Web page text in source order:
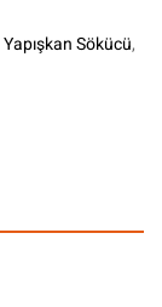
Yapışkan Sökücü,